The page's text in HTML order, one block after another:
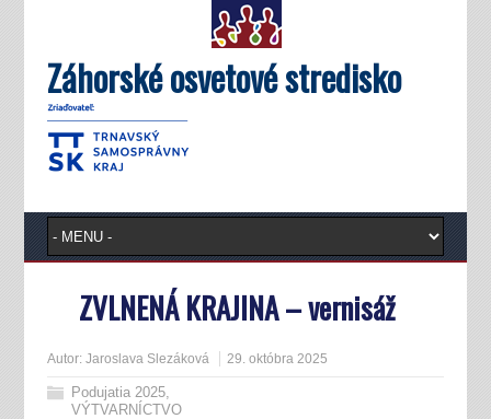
Záhorské osvetové stredisko
ZVLNENÁ KRAJINA – vernisáž
Autor: Jaroslava Slezáková 29. októbra 2025
Podujatia 2025,
VÝTVARNÍCTVO